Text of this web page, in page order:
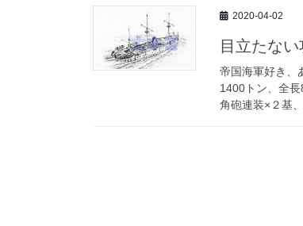
2020-04-02
目立たな
帝国海軍好き、
1400トン、全
角砲連装×２基